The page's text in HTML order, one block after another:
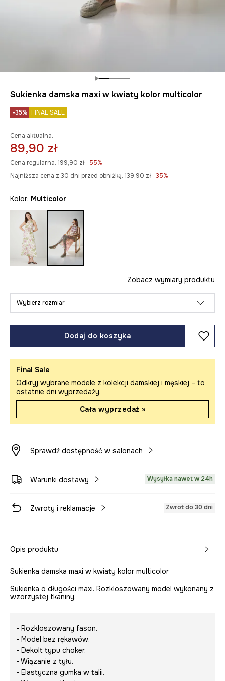
Sukienka damska maxi w kwiaty kolor multicolor
-35% FINAL SALE
Cena aktualna:
89,90 zł
Cena regularna: 199,90 zł -55%
Najniższa cena z 30 dni przed obniżką: 139,90 zł -35%
Kolor: multicolor
Zobacz wymiary produktu
Wybierz rozmiar
Dodaj do koszyka
Final Sale
Odkryj wybrane modele z kolekcji damskiej i męskiej – to
ostatnie dni wyprzedaży.
Cała wyprzedaż »
Sprawdź dostępność w salonach
Warunki dostawy Wysyłka nawet w 24h
Zwroty i reklamacje Zwrot do 30 dni
Opis produktu
Sukienka damska maxi w kwiaty kolor multicolor
Sukienka o długości maxi. Rozkloszowany model wykonany z
wzorzystej tkaniny.
- Rozkloszowany fason.
- Model bez rękawów.
- Dekolt typu choker.
- Wiązanie z tyłu.
- Elastyczna gumka w talii.